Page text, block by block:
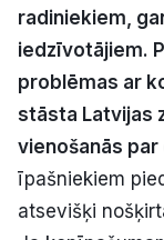
radiniekiem,
iedzīvotājiem.
problēmas ar
stāsta Latvijas
vienošanās
īpašniekiem
atsevišķi